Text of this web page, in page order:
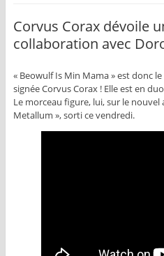
Corvus Corax dévoile
collaboration avec
« Beowulf Is Min Mama » est donc
signée Corvus Corax ! Elle est en
Le morceau figure, lui, sur le nouvel
Metallum », sorti ce vendredi.